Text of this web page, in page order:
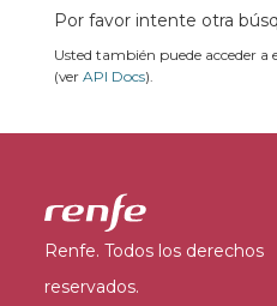
Por favor intente otra
Usted también puede acceder
(ver API Docs).
Renfe. Todos los derechos
reservados.